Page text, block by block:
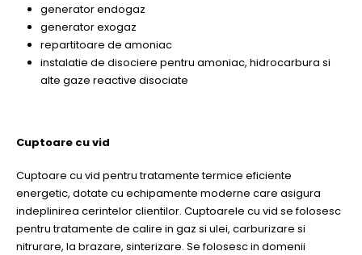
generator endogaz
generator exogaz
repartitoare de amoniac
instalatie de disociere pentru amoniac, hidrocarbura si
alte gaze reactive disociate
Cuptoare cu vid
Cuptoare cu vid pentru tratamente termice eficiente
energetic, dotate cu echipamente moderne care asigura
indeplinirea cerintelor clientilor. Cuptoarele cu vid se folosesc
pentru tratamente de calire in gaz si ulei, carburizare si
nitrurare, la brazare, sinterizare. Se folosesc in domenii